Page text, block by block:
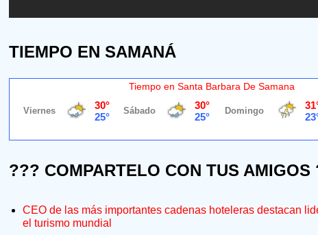
TIEMPO EN SAMANÁ
Tiempo en Santa Barbara De Samana
??? COMPARTELO CON TUS AMIGOS
CEO de las más importantes cadenas hoteleras destacan
el turismo mundial